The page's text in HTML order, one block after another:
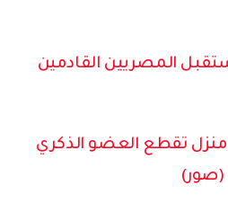
المصريين القادمين
تقطع العضو الذكري
(صور)